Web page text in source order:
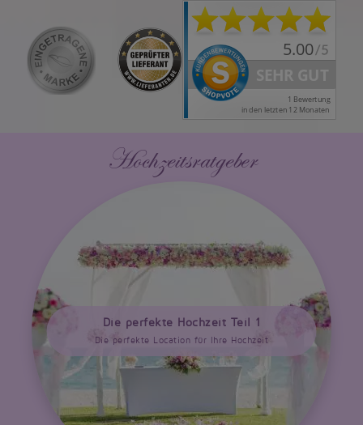
Hochzeitsratgeber
Die perfekte Hochzeit Teil 1
Die perfekte Location für Ihre Hochzeit